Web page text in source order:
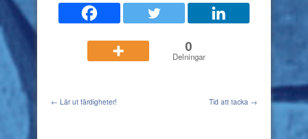
0
Delningar
← Lär ut färdigheter! Tid att tacka →